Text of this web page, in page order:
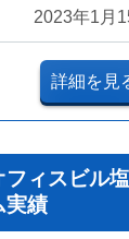
2023年1月
詳細を見
ィスビル
実績